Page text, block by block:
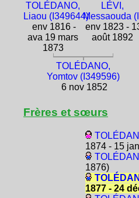
TOLÉDANO,
Liaou (I349644)
env 1816 -
ava 19 mars
1873
LÉVI,
Messaouda
env 1823 -
août 1892
TOLÉDANO,
Yomtov (I349596)
6 nov 1852
Frères et sœurs
1874 - 15
1876)
1877 - 24